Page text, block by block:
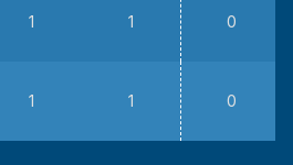
1 1 0
1 1 0